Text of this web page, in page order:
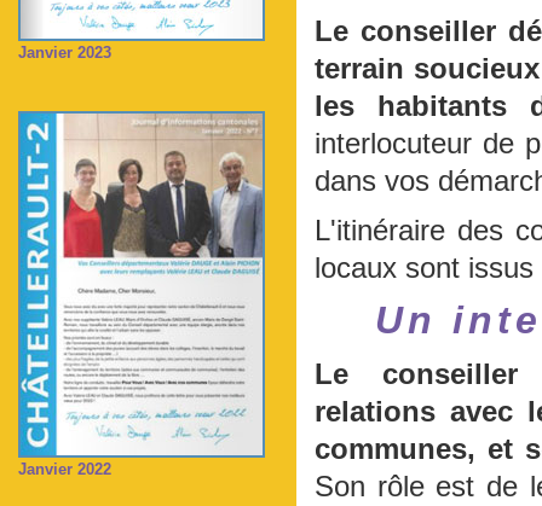
Janvier 2023
Janvier 2022
Le conseiller
terrain
les habitants
interlocuteur de
dans vos
L'itinéraire des
locaux sont
Un
Le conseiller
relations avec
communes, et
Son rôle est de